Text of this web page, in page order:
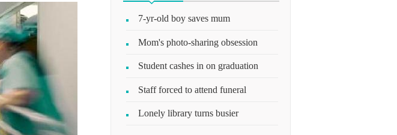
7-yr-old boy saves mum
Mom's photo-sharing obsession
Student cashes in on graduation
Staff forced to attend funeral
Lonely library turns busier